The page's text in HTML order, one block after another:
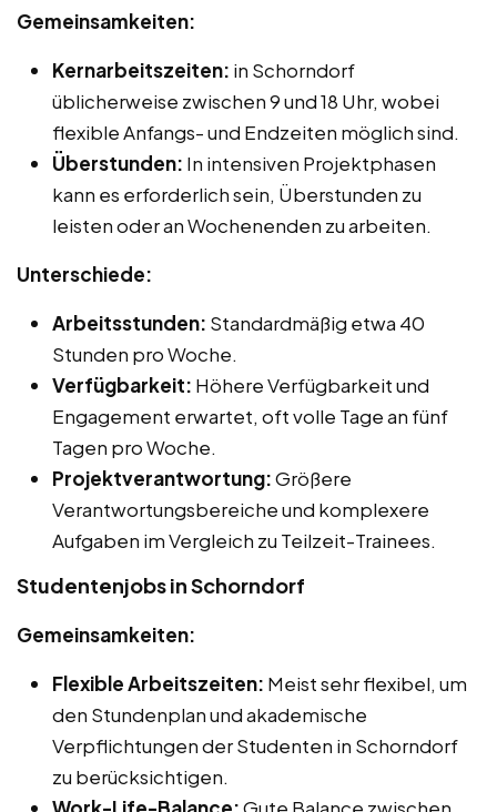
Gemeinsamkeiten:
Kernarbeitszeiten: in Schorndorf
üblicherweise zwischen 9 und 18 Uhr, wobei
flexible Anfangs- und Endzeiten möglich sind.
Überstunden: In intensiven Projektphasen
kann es erforderlich sein, Überstunden zu
leisten oder an Wochenenden zu arbeiten.
Unterschiede:
Arbeitsstunden: Standardmäßig etwa 40
Stunden pro Woche.
Verfügbarkeit: Höhere Verfügbarkeit und
Engagement erwartet, oft volle Tage an fünf
Tagen pro Woche.
Projektverantwortung:Größere
Verantwortungsbereiche und komplexere
Aufgaben im Vergleich zu Teilzeit-Trainees.
Studentenjobs in Schorndorf
Gemeinsamkeiten:
Flexible Arbeitszeiten: Meist sehr flexibel, um
den Stundenplan und akademische
Verpflichtungen der Studenten in Schorndorf
zu berücksichtigen.